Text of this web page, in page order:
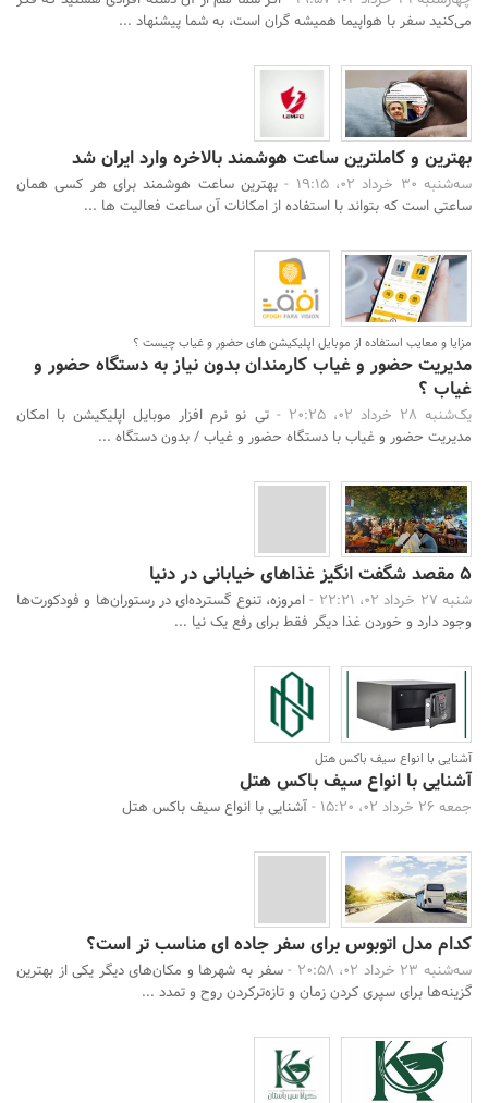
می‌کنید سفر با هواپیما همیشه گران است، به شما پیشنهاد ...
بهترین و کاملترین ساعت هوشمند بالاخره وارد ایران شد
سه‌شنبه 30 خرداد 02، 19:15 -
بهترین ساعت هوشمند برای هر کسی همان
ساعتی است که بتواند با استفاده از امکانات آن ساعت فعالیت ها ...
مزایا و معایب استفاده از موبایل اپلیکیشن های حضور و غیاب چیست ؟
مدیریت حضور و غیاب کارمندان بدون نیاز به دستگاه حضور و
غیاب ؟
یک‌شنبه 28 خرداد 02، 20:25 -
تی نو نرم افزار موبایل اپلیکیشن با امکان
مدیریت حضور و غیاب با دستگاه حضور و غیاب / بدون دستگاه ...
5 مقصد شگفت انگیز غذاهای خیابانی در دنیا
شنبه 27 خرداد 02، 22:21 -
امروزه، تنوع گسترده‌ای در رستوران‌ها و فودکورت‌ها
وجود دارد و خوردن غذا دیگر فقط برای رفع یک نیا ...
آشنایی با انواع سیف باکس هتل
آشنایی با انواع سیف باکس هتل
جمعه 26 خرداد 02، 15:20 - آشنایی با انواع سیف باکس هتل
کدام مدل اتوبوس برای سفر جاده ای مناسب تر است؟
سه‌شنبه 23 خرداد 02، 20:58 -
سفر به شهرها و مکان‌های دیگر یکی از بهترین
گزینه‌ها برای سپری کردن زمان و تازه‌ترکردن روح و تمدد ...